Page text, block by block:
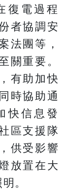
復電過程
者協調安
法團等，
關重要。
有助加快
時協助通
快信息發
區支援隊
供受影響
放置在大
。